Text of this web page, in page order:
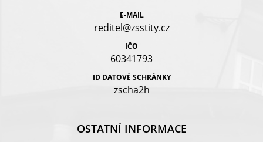
E-MAIL
reditel@zsstity.cz
IČO
60341793
ID DATOVÉ SCHRÁNKY
zscha2h
OSTATNÍ INFORMACE